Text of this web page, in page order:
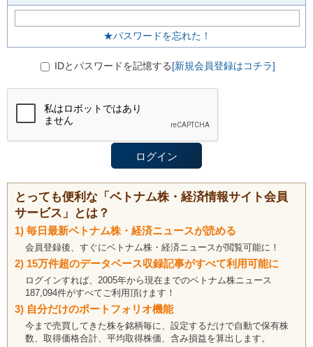
★パスワードを忘れた！
IDとパスワードを記憶する[新規会員登録はコチラ]
とっても便利な「ベトナム株・経済情報サイト会員
サービス」とは？
1) 毎日最新ベトナム株・経済ニュースが読める
会員登録後、すぐにベトナム株・経済ニュースが閲覧可能に！
2) 15万件超のデータベース収録記事がすべて利用可能に
ログインすれば、2005年から現在までのベトナム株ニュース
187,094件がすべてご利用頂けます！
3) 自分だけのポートフォリオ機能
今まで売買してきた株を銘柄毎に、設定するだけで自動で保有株
数、取得価格合計、平均取得株価、含み損益を算出します。